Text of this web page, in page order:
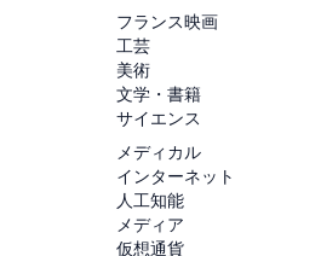
フランス映画
工芸
美術
文学・書籍
サイエンス
メディカル
インターネット
人工知能
メディア
仮想通貨